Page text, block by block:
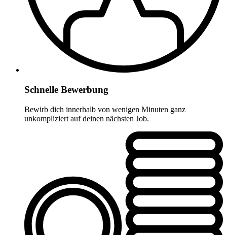
Schnelle Bewerbung
Bewirb dich innerhalb von wenigen Minuten ganz
unkompliziert auf deinen nächsten Job.